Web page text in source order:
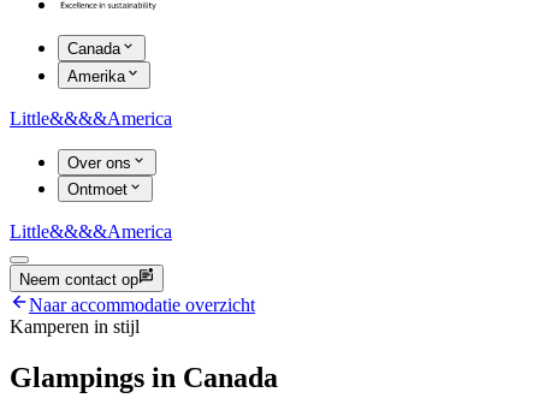
Canada
Amerika
Little&&&&America
Over ons
Ontmoet
Little&&&&America
Neem contact op
Naar accommodatie overzicht
Kamperen in stijl
Glampings in Canada